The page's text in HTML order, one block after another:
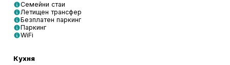
Семейни стаи
Летищен трансфер
Безплатен паркинг
Паркинг
WiFi
Кухня